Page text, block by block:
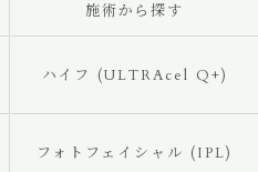
施術から探す
ハイフ (ULTRAcel Q+)
フォトフェイシャル (IPL)